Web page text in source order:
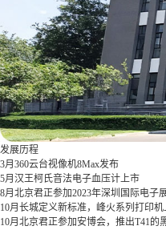
发展历程
3月 360云台视像机8Max发布
5月 汉王柯氏音法电子血压计上市
8月 北京君正参加2023年深圳国际电子
10月 长城定义新标准，峰火系列打印机
10月 北京君正参加安博会，推出T41的